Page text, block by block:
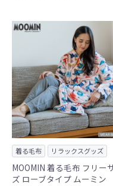
着る毛布 リラックスグッズ
MOOMIN 着る毛布 フリー
ズ ローブタイプ ムーミン